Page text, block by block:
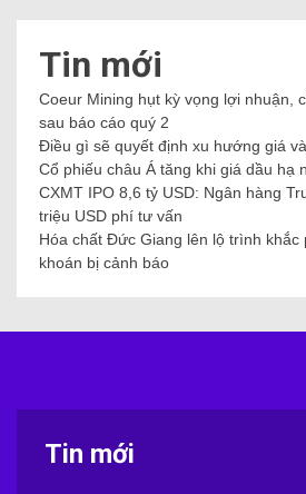
Tin mới
Coeur Mining hụt kỳ vọng lợi nhuận,
sau báo cáo quý 2
Điều gì sẽ quyết định xu hướng giá
Cổ phiếu châu Á tăng khi giá dầu hạ
CXMT IPO 8,6 tỷ USD: Ngân hàng
triệu USD phí tư vấn
Hóa chất Đức Giang lên lộ trình khắc
khoán bị cảnh báo
Tin mới